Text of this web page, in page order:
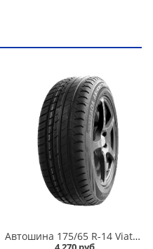
Автошина 175/65 R-14 Viatti Strada Asimmetrico V-130 82H в Кургане